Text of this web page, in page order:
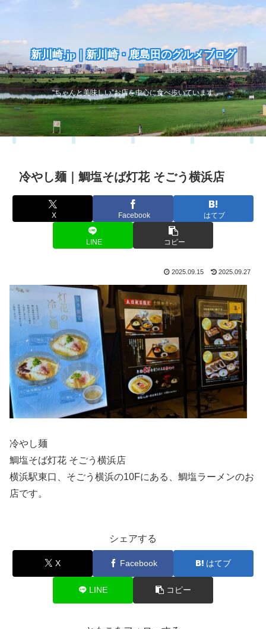
新川崎.jp｜新川崎・鹿島田のグルメブログ
“ちゃんと美味しい”お店を中心に食べ歩いています
冷やし麺｜鯛塩そば灯花 そごう横浜店
X Facebook はてブ
LINE コピー
2025.09.15 2025.09.27
冷やし麺
鯛塩そば灯花 そごう横浜店
横浜駅東口、そごう横浜の10Fにある、鯛塩ラーメンのお
店です。
シェアする
X Facebook はてブ
LINE コピー